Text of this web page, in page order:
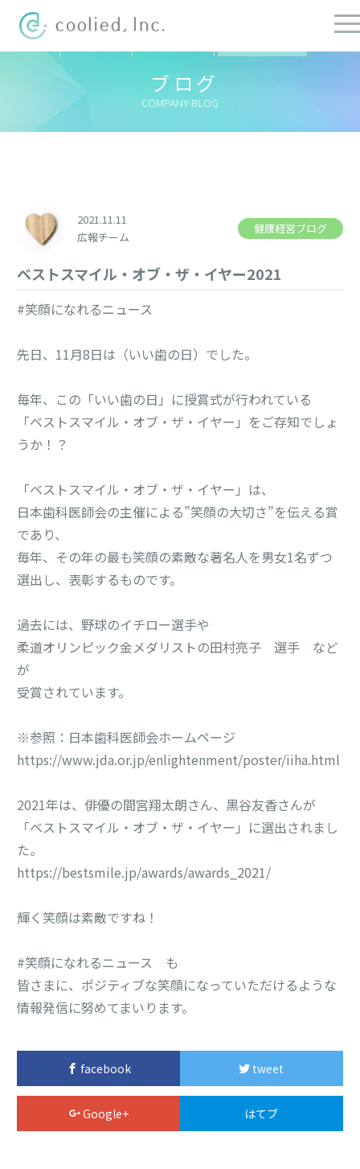
ブログ
COMPANY BLOG
ての記事
2021.11.11
広報チーム
健康経営ブログ
ベストスマイル・オブ・ザ・イヤー2021
#笑顔になれるニュース
先日、11月8日は（いい歯の日）でした。
毎年、この「いい歯の日」に授賞式が行われている
「ベストスマイル・オブ・ザ・イヤー」をご存知でしょ
うか！？
「ベストスマイル・オブ・ザ・イヤー」は、
日本歯科医師会の主催による”笑顔の大切さ”を伝える賞
であり、
毎年、その年の最も笑顔の素敵な著名人を男女1名ずつ
選出し、表彰するものです。
過去には、野球のイチロー選手や
柔道オリンピック金メダリストの田村亮子 選手 など
が
受賞されています。
※参照：日本歯科医師会ホームページ
https://www.jda.or.jp/enlightenment/poster/iiha.html
2021年は、俳優の間宮翔太朗さん、黒谷友香さんが
「ベストスマイル・オブ・ザ・イヤー」に選出されまし
た。
https://bestsmile.jp/awards/awards_2021/
輝く笑顔は素敵ですね！
#笑顔になれるニュース も
皆さまに、ポジティブな笑顔になっていただけるような
情報発信に努めてまいります。
facebook tweet
Google+ はてブ